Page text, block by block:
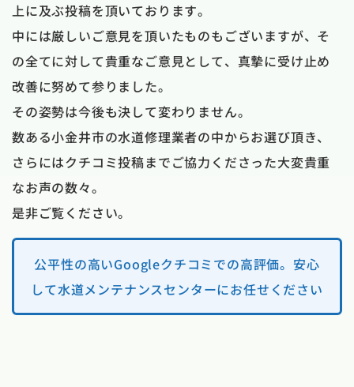
上に及ぶ投稿を頂いております。
中には厳しいご意見を頂いたものもございますが、そ
の全てに対して貴重なご意見として、真摯に受け止め
改善に努めて参りました。
その姿勢は今後も決して変わりません。
数ある小金井市の水道修理業者の中からお選び頂き、
さらにはクチコミ投稿までご協力くださった大変貴重
なお声の数々。
是非ご覧ください。
公平性の高いGoogleクチコミでの高評価。安心
して水道メンテナンスセンターにお任せください